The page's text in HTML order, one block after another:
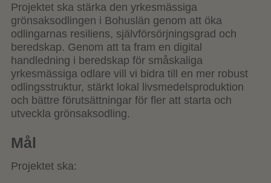
Projektet ska stärka den yrkesmässiga
grönsaksodlingen i Bohuslän genom att öka
odlingarnas resiliens, självförsörjningsgrad och
beredskap. Genom att ta fram en digital
handledning i beredskap för småskaliga
yrkesmässiga odlare vill vi bidra till en mer robust
odlingsstruktur, stärkt lokal livsmedelsproduktion
och bättre förutsättningar för fler att starta och
utveckla grönsaksodling.
Mål
Projektet ska: